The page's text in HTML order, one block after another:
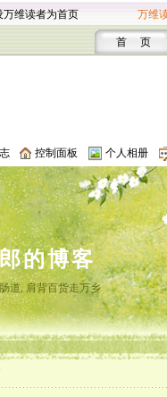
万维读者为首页 万维
首 页
控制面板 个人相册
的博客
道, 肩背百货走万乡